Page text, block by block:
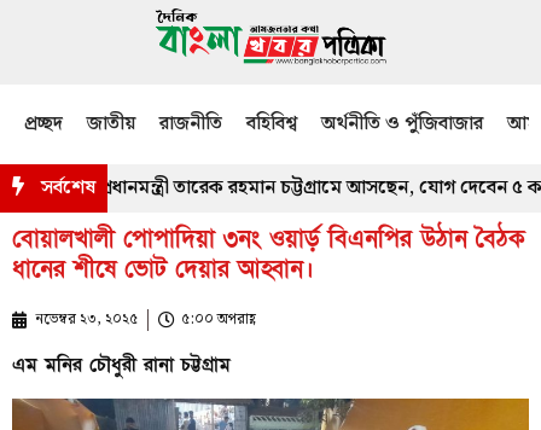
প্রচ্ছদ জাতীয় রাজনীতি বহিবিশ্ব অর্থনীতি ও পুঁজিবাজার
সর্বশেষ
প্রধানমন্ত্রী তারেক রহমান চট্টগ্রামে আসছেন, যোগ দেবেন ৫
বোয়ালখালী পোপাদিয়া ৩নং ওয়ার্ড় বিএনপির উঠান বৈঠক
ধানের শীষে ভোট দেয়ার আহ্বান।
নভেম্বর ২৩, ২০২৫ ৫:০০ অপরাহ্ণ
এম মনির চৌধুরী রানা চট্টগ্রাম